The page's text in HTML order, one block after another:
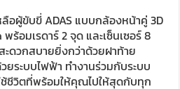
อผู้ขับขี่ ADAS แบบกล้องหน้าคู่ 3D
ร้อมเรดาร์ 2 จุด และเซ็นเซอร์ 8
ดวกสบายยิ่งกว่าด้วยฝาท้าย
ระบบไฟฟ้า ทำงานร่วมกับระบบ
ชีวิตที่พร้อมให้คุณไปให้สุดกับทุก